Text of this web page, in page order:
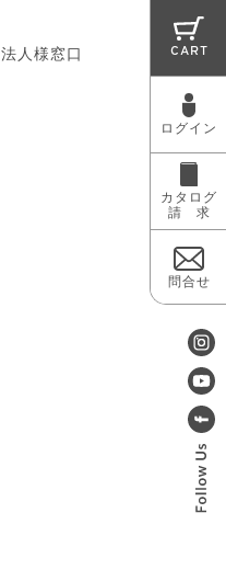
法人様窓口 CART
ログイン
カタログ
請 求
問合せ